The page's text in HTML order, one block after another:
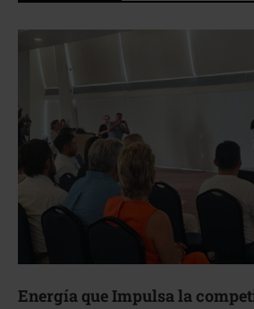
Energía que Impulsa la